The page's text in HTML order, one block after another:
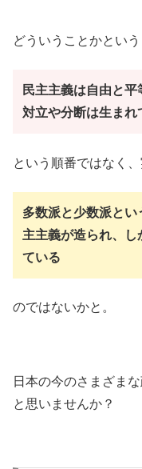
どういうことかという
民主主義は自由と
対立や分断は生まれ
という順番ではなく、
多数派と少数派と
主主義が造られ、
ている
のではないかと。
日本の今のさまざま
と思いませんか？